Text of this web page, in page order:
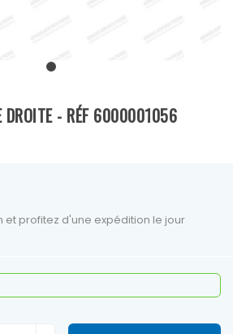
DROITE - RÉF 6000001056
et profitez d'une expédition le jour